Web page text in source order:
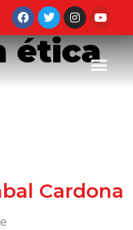
ética
Cardona